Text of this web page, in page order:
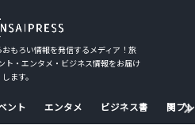
もろい情報を発信するメディア！旅
ト・エンタメ・ビジネス情報をお届け
します。
ント エンタメ ビジネス書 関プ